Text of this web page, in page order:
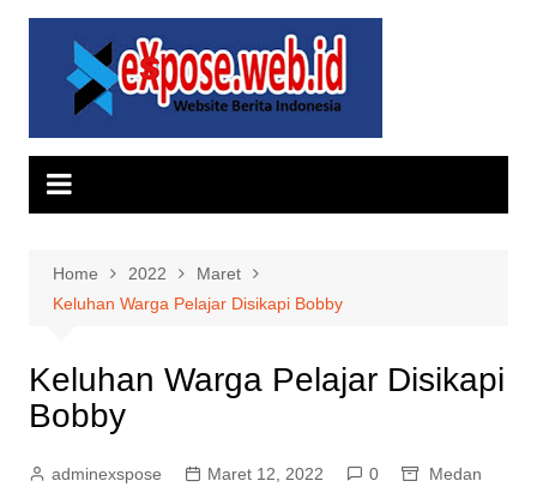
Skip
Home 2022
Maret
Keluhan Warga Pelajar Disikapi Bobby
Keluhan Warga Pelajar Disikapi
Bobby
adminexspose Maret 12, 2022 0 Medan